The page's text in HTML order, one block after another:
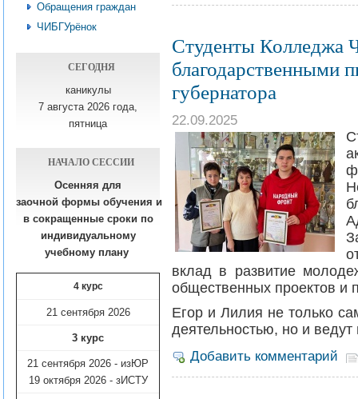
Обращения граждан
ЧИБГУрёнок
СЕГОДНЯ
каникулы
7 августа 2026 года,
пятница
НАЧАЛО СЕССИИ
Осенняя для
заочной формы обучения и
в сокращенные сроки по
индивидуальному
учебному плану​
4 курс
21 сентября 2026
3 курс
21 сентября 2026 - изЮР
19 октября 2026 - зИСТУ
Студенты Колледжа
благодарственными
губернатора
22.09.2025
вклад в развитие
общественных проектов и
Егор и Лилия не только
деятельностью, но и ведут
Добавить комментарий